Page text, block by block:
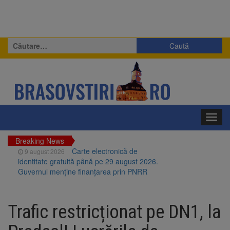
Caută
după:
Breaking News
9 august 2026
Carte electronică de
identitate gratuită până pe 29 august 2026.
Guvernul menține finanțarea prin PNRR
Brașovului vor fi restaurate. Contractul de
finanțare a fost semnat
Trafic restricționat pe DN1, la